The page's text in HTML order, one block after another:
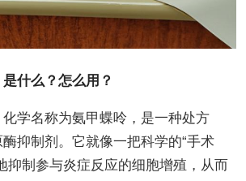
什么？怎么用？
学名称为氨甲蝶呤，是一种处方
抑制剂。它就像一把科学的“手术
抑制参与炎症反应的细胞增殖，从而